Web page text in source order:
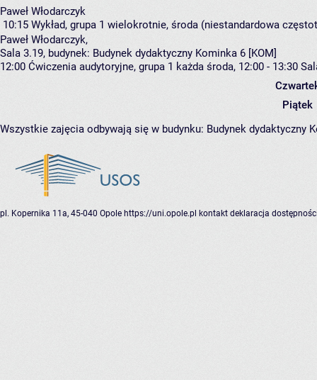
Paweł Włodarczyk
10:15 Wykład, grupa 1 wielokrotnie, środa (niestandardowa
Paweł Włodarczyk,
Sala 3.19, budynek: Budynek dydaktyczny Kominka 6 [KOM]
12:00 Ćwiczenia audytoryjne, grupa 1 każda środa, 12:00 - 13:30
Piątek
Wszystkie zajęcia odbywają się w budynku: Budynek dydaktyczny
pl. Kopernika 11a, 45-040 Opole https://uni.opole.pl kontakt deklaracja